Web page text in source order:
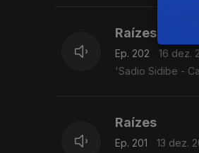
Raízes
Ep. 202
16 dez.
'Sadio Sidibe -
Raízes
Ep. 201
13 dez.